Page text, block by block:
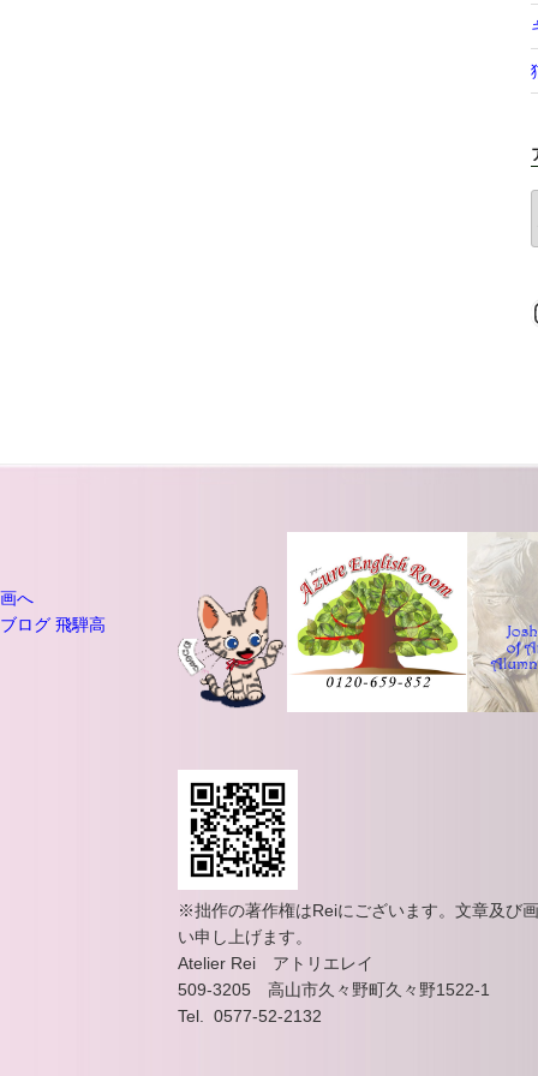
※拙作の著作権はReiにございます。文章及び
い申し上げます。
Atelier Rei アトリエレイ
509-3205 高山市久々野町久々野1522-1
Tel. 0577-52-2132